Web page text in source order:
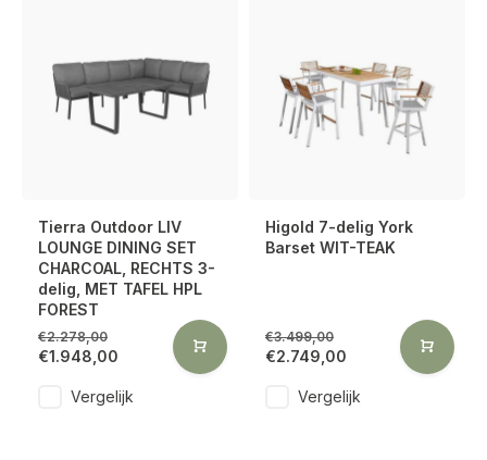
Tierra Outdoor LIV
LOUNGE DINING SET
CHARCOAL, RECHTS 3-
delig, MET TAFEL HPL
FOREST
€2.278,00
€1.948,00
Vergelijk
Higold 7-delig York
Barset WIT-TEAK
€3.499,00
€2.749,00
Vergelijk